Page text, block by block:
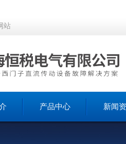
站
产品中心 新闻